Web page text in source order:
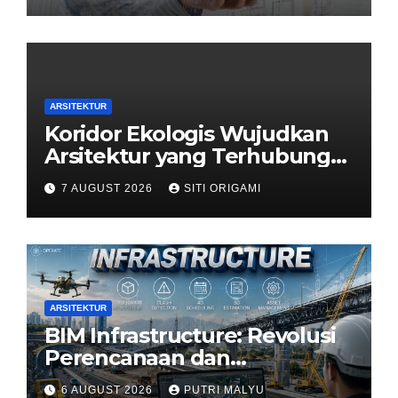
ARSITEKTUR
Koridor Ekologis Wujudkan
Arsitektur yang Terhubung
dengan Alam
7 AUGUST 2026 SITI ORIGAMI
ARSITEKTUR
BIM Infrastructure: Revolusi
Perencanaan dan
Pengelolaan Infrastruktur
6 AUGUST 2026 PUTRI MALYU